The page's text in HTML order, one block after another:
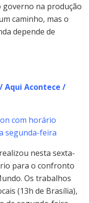
governo na produção
caminho, mas o
depende de
Aqui Acontece /
com horário
segunda-feira
nesta sexta-
para o confronto
Os trabalhos
(13h de Brasília),